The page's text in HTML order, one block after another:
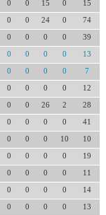
0 0 15 0 15
0 0 24 0 74
0 0 0 0 39
0 0 0 0 13
0 0 0 0 7
0 0 0 0 12
0 0 26 2 28
0 0 0 0 41
0 0 0 10 10
0 0 0 0 19
0 0 0 0 11
0 0 0 0 14
0 0 0 0 13